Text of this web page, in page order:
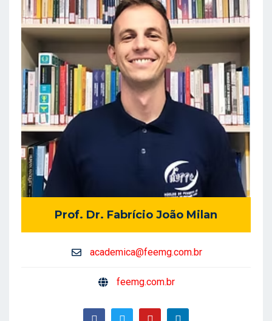
Prof. Dr. Fabrício João Milan
academica@feemg.com.br
feemg.com.br